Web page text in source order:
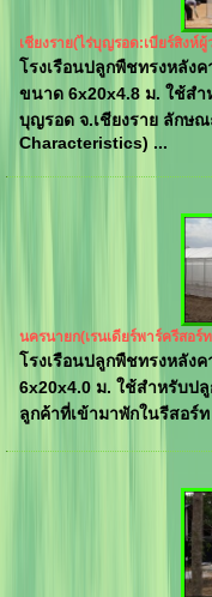
เชียงราย(ไร่บุญรอด:เบียร์สิงห์ผู้
โรงเรือนปลูกพืชทรงหลัง
ขนาด 6x20x4.8 ม. ใช้สำ
บุญรอด จ.เชียงราย ลักษ
Characteristics) ...
นครนายก(เรนเดียร์พาร์ครีสอร์
โรงเรือนปลูกพืชทรงหลัง
6x20x4.0 ม. ใช้สำหรับป
ลูกค้าที่เข้ามาพักในรีสอร์